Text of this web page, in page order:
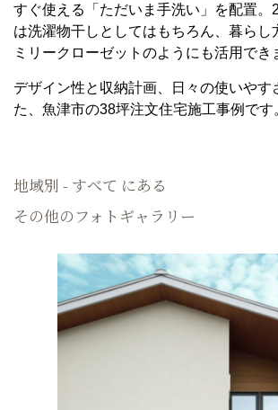
すぐ使える「ただいま手洗い」を配置。
は洗濯物干しとしてはもちろん、暮らし
ミリークローゼットのようにも活用でき
デザイン性と収納計画、日々の使いやす
た、魚津市の38坪注文住宅施工事例です
地域別 - すべて にある
その他のフォトギャラリー